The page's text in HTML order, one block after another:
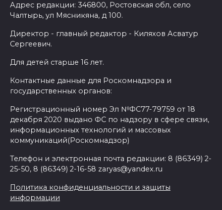
Адрес редакции: 346800, Ростовская обл, село
Чалтырь, ул Мясникяна, д 100.
Директор - главный редактор - Киляхов Асватур
Сергеевич.
Для детей старше 16 лет.
Контактные данные для Роскомнадзора и
государственных органов:
Регистрационный номер Эл №ФС77-79759 от 18
декабря 2020 выдано ФС по надзору в сфере связи,
информационных технологий и массовых
коммуникаций(Роскомнадзор)
Телефон и электронная почта редакции: 8 (86349) 2-
25-50, 8 (86349) 2-16-58 zaryas@yandex.ru
Политика конфиденциальности и защиты
информации